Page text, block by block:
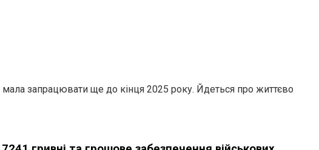
мала запрацювати ще до кінця 2025 року. Йдеться про життєво